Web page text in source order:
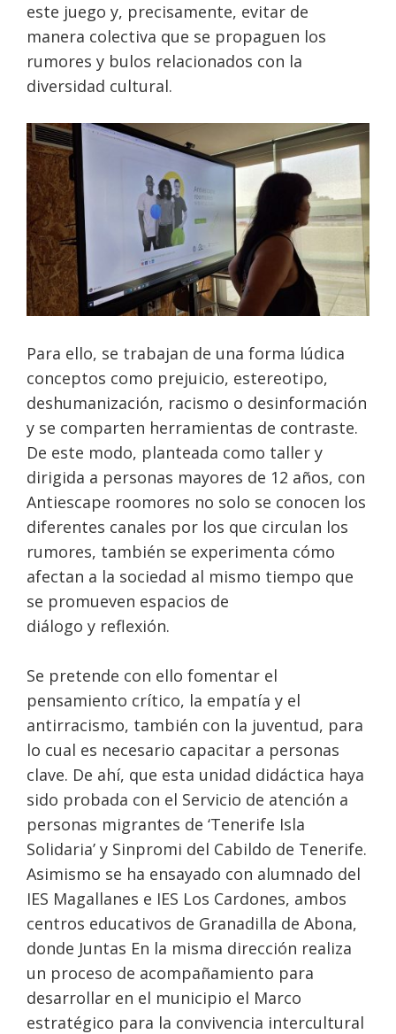
este juego y, precisamente, evitar de
manera colectiva que se propaguen los
rumores y bulos relacionados con la
diversidad cultural.
Para ello, se trabajan de una forma lúdica
conceptos como prejuicio, estereotipo,
deshumanización, racismo o desinformación
y se comparten herramientas de contraste.
De este modo, planteada como taller y
dirigida a personas mayores de 12 años, con
Antiescape roomores no solo se conocen los
diferentes canales por los que circulan los
rumores, también se experimenta cómo
afectan a la sociedad al mismo tiempo que
se promueven espacios de
diálogo y reflexión.
Se pretende con ello fomentar el
pensamiento crítico, la empatía y el
antirracismo, también con la juventud, para
lo cual es necesario capacitar a personas
clave. De ahí, que esta unidad didáctica haya
sido probada con el Servicio de atención a
personas migrantes de ‘Tenerife Isla
Solidaria’ y Sinpromi del Cabildo de Tenerife.
Asimismo se ha ensayado con alumnado del
IES Magallanes e IES Los Cardones, ambos
centros educativos de Granadilla de Abona,
donde Juntas En la misma dirección realiza
un proceso de acompañamiento para
desarrollar en el municipio el Marco
estratégico para la convivencia intercultural